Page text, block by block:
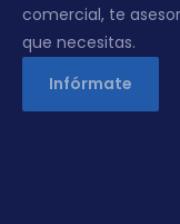
comercial, te
que necesitas.
Infórmate